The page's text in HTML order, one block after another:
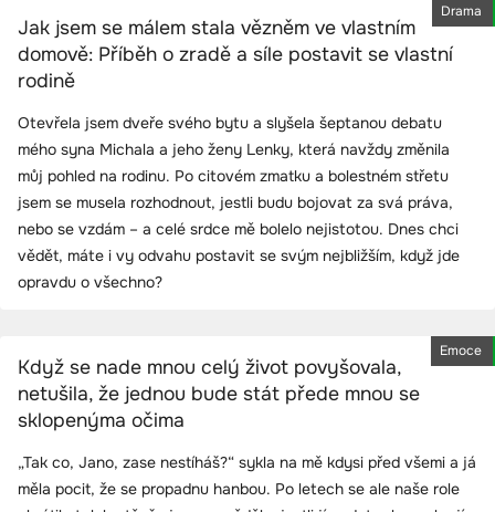
Drama
Jak jsem se málem stala vězněm ve vlastním
domově: Příběh o zradě a síle postavit se vlastní
rodině
Otevřela jsem dveře svého bytu a slyšela šeptanou debatu
mého syna Michala a jeho ženy Lenky, která navždy změnila
můj pohled na rodinu. Po citovém zmatku a bolestném střetu
jsem se musela rozhodnout, jestli budu bojovat za svá práva,
nebo se vzdám – a celé srdce mě bolelo nejistotou. Dnes chci
vědět, máte i vy odvahu postavit se svým nejbližším, když jde
opravdu o všechno?
Emoce
Když se nade mnou celý život povyšovala,
netušila, že jednou bude stát přede mnou se
sklopenýma očima
„Tak co, Jano, zase nestíháš?“ sykla na mě kdysi před všemi a já
měla pocit, že se propadnu hanbou. Po letech se ale naše role